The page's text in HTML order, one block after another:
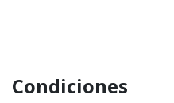
Condiciones